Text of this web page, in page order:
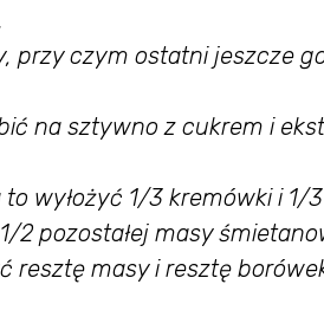
przy czym ostatni jeszcze
na sztywno z cukrem i
wyłożyć 1/3 kremówki i 1/
2 pozostałej masy
resztę masy i resztę